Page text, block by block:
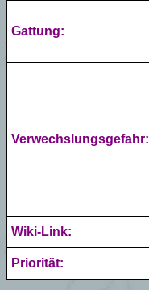
Gattung:
Verwechslungsgefahr:
Wiki-Link:
Priorität: